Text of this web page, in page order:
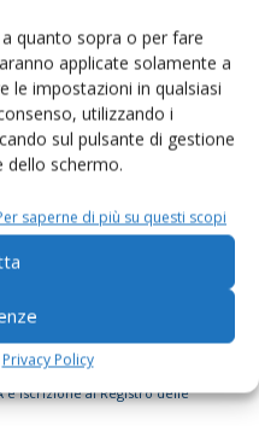
quanto sopra o per fare
applicate solamente a
le impostazioni in qualsiasi
utilizzando i
sul pulsante di gestione
dello schermo.
saperne di più su questi scopi
Privacy Policy
Sede legale Via Eritrea 21 -
e Iscrizione al Registro delle